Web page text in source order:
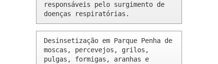
responsáveis pelo surgimento de
doenças respiratórias.
Desinsetização em Parque Penha de
moscas, percevejos, grilos,
pulgas, formigas, aranhas e